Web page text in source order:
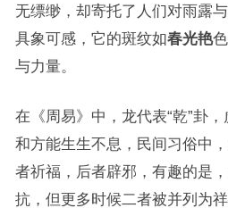
无缥缈，却寄托了人们对雨露
具象可感，它的斑纹如春光艳
与力量。
在《周易》中，龙代表“乾”卦，
和方能生生不息，民间习俗中
者祈福，后者辟邪，有趣的是
抗，但更多时候二者被并列为